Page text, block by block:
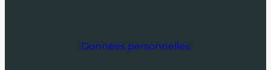
Données personnelles